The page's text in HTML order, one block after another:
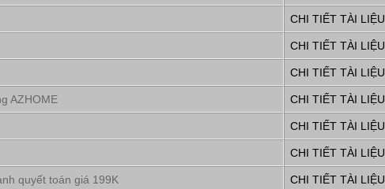
CHI TIẾT TÀI LIỆU
CHI TIẾT TÀI LIỆU
CHI TIẾT TÀI LIỆU
AZHOME CHI TIẾT TÀI LIỆU
CHI TIẾT TÀI LIỆU
CHI TIẾT TÀI LIỆU
quyết toán giá 199K CHI TIẾT TÀI LIỆU